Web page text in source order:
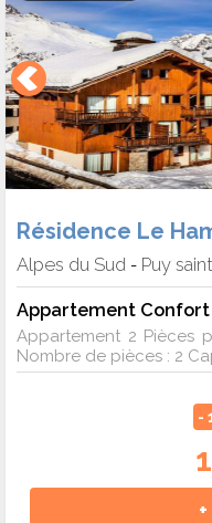
Résidence Le
Alpes du Sud - Puy
Appartement Confort
Appartement 2 Pièces
Nombre de pièces : 2
-